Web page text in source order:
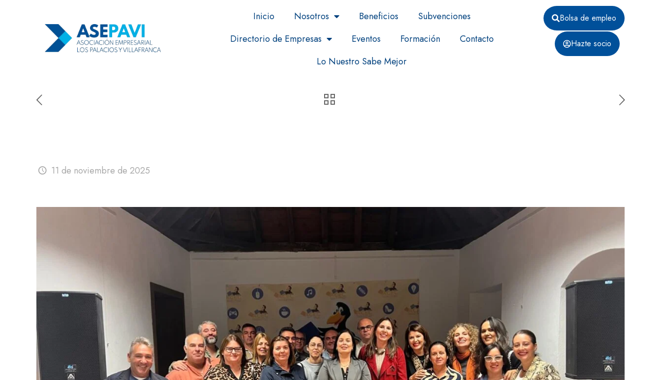
Inicio Nosotros Beneficios
Subvenciones
Directorio de Empresas
Eventos Formación
Contacto
Lo Nuestro Sabe Mejor
Bolsa de empleo
Hazte socio
11 de noviembre de 2025